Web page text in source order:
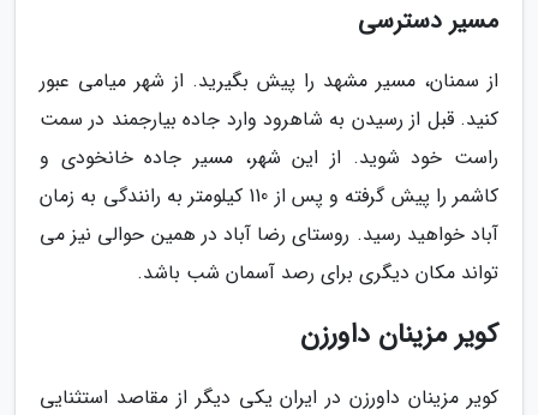
مسیر دسترسی
از سمنان، مسیر مشهد را پیش بگیرید. از شهر میامی عبور
کنید. قبل از رسیدن به شاهرود وارد جاده بیارجمند در سمت
راست خود شوید. از این شهر، مسیر جاده خانخودی و
کاشمر را پیش گرفته و پس از 110 کیلومتر به رانندگی به زمان
آباد خواهید رسید. روستای رضا آباد در همین حوالی نیز می
تواند مکان دیگری برای رصد آسمان شب باشد.
کویر مزینان داورزن
کویر مزینان داورزن در ایران یکی دیگر از مقاصد استثنایی